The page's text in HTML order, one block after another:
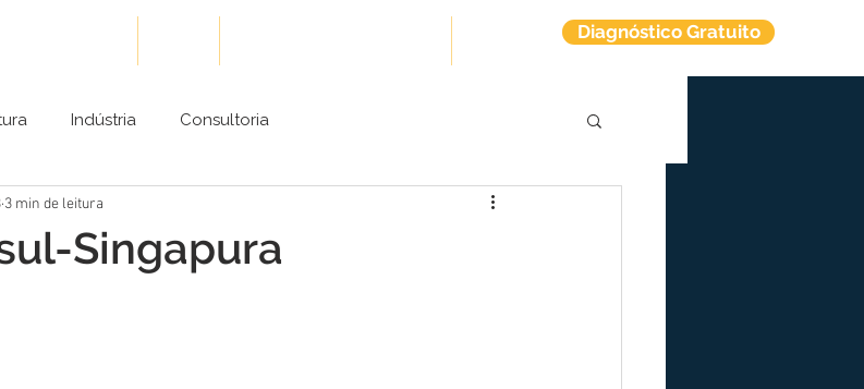
Diagnóstico Gratuito
Indústria Consultoria
Singapura
3 min de leitura